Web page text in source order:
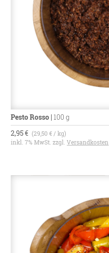
Pesto Rosso |100 g
2,95 € (29,50 € / kg)
inkl. 7% MwSt. zzgl.Versandkosten